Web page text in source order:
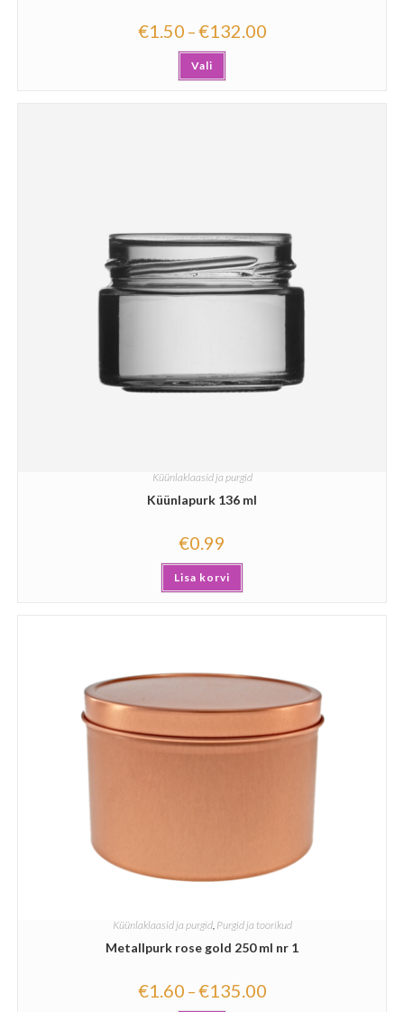
€1.50 –€132.00
Vali
Küünlaklaasid ja purgid
Küünlapurk 136 ml
€0.99
Lisa korvi
Küünlaklaasid ja purgid, Purgid ja toorikud
Metallpurk rose gold 250 ml nr 1
€1.60 –€135.00